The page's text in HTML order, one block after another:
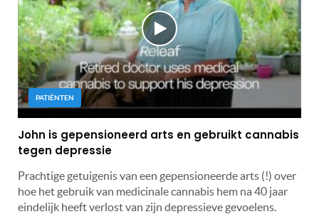
PATIËNTEN
John is gepensioneerd arts en gebruikt cannabis
tegen depressie
Prachtige getuigenis van een gepensioneerde arts (!) over
hoe het gebruik van medicinale cannabis hem na 40 jaar
eindelijk heeft verlost van zijn depressieve gevoelens.